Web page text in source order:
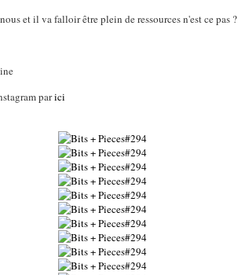
et il va falloir être plein de ressources n'est ce pas ?
parici